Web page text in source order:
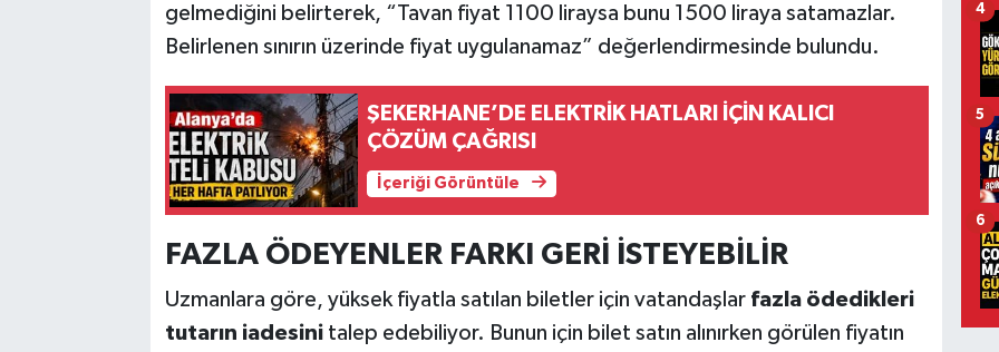
gelmediğini belirterek, “Tavan fiyat 1100 liraysa bunu 1500 liraya satamazlar.
Belirlenen sınırın üzerinde fiyat uygulanamaz” değerlendirmesinde bulundu.
ŞEKERHANE’DE ELEKTRİK HATLARI İÇİN KALICI
ÇÖZÜM ÇAĞRISI
İçeriği Görüntüle
FAZLA ÖDEYENLER FARKI GERİ İSTEYEBİLİR
Uzmanlara göre, yüksek fiyatla satılan biletler için vatandaşlar fazla ödedikleri
tutarın iadesinitalep edebiliyor. Bunun için bilet satın alınırken görülen fiyatın
4
5
6